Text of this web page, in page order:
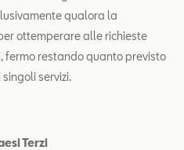
qualora la
ottemperare alle richieste
restando quanto previsto
servizi.
Terzi